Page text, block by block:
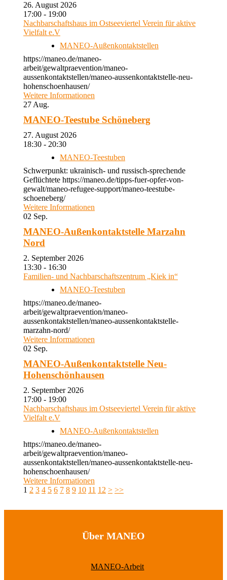
26. August 2026
17:00 - 19:00
Nachbarschaftshaus im Ostseeviertel Verein für aktive
Vielfalt e.V
MANEO-Außenkontaktstellen
https://maneo.de/maneo-
arbeit/gewaltpraevention/maneo-
aussenkontaktstellen/maneo-aussenkontaktstelle-neu-
hohenschoenhausen/
Weitere Informationen
27 Aug.
MANEO-Teestube Schöneberg
27. August 2026
18:30 - 20:30
MANEO-Teestuben
Schwerpunkt: ukrainisch- und russisch-sprechende
Geflüchtete https://maneo.de/tipps-fuer-opfer-von-
gewalt/maneo-refugee-support/maneo-teestube-
schoeneberg/
Weitere Informationen
02 Sep.
MANEO-Außenkontaktstelle Marzahn
Nord
2. September 2026
13:30 - 16:30
Familien- und Nachbarschaftszentrum „Kiek in“
MANEO-Teestuben
https://maneo.de/maneo-
arbeit/gewaltpraevention/maneo-
aussenkontaktstellen/maneo-aussenkontaktstelle-
marzahn-nord/
Weitere Informationen
02 Sep.
MANEO-Außenkontaktstelle Neu-
Hohenschönhausen
2. September 2026
17:00 - 19:00
Nachbarschaftshaus im Ostseeviertel Verein für aktive
Vielfalt e.V
MANEO-Außenkontaktstellen
https://maneo.de/maneo-
arbeit/gewaltpraevention/maneo-
aussenkontaktstellen/maneo-aussenkontaktstelle-neu-
hohenschoenhausen/
Weitere Informationen
1 2 3 4 5 6 7 8 9 10 11 12 > >>
Über MANEO
MANEO-Arbeit